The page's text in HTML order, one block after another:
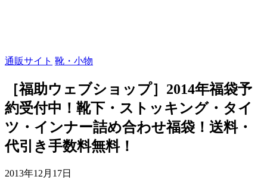
通販サイト 靴・小物
［福助ウェブショップ］2014年福袋予
約受付中！靴下・ストッキング・タイ
ツ・インナー詰め合わせ福袋！送料・
代引き手数料無料！
2013年12月17日